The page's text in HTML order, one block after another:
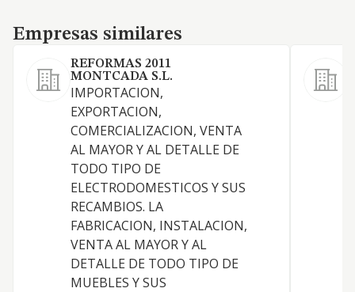
Empresas similares
Empresas similares
REFORMAS 2011
MONTCADA S.L.
IMPORTACION,
EXPORTACION,
COMERCIALIZACION, VENTA
AL MAYOR Y AL DETALLE DE
TODO TIPO DE
ELECTRODOMESTICOS Y SUS
RECAMBIOS. LA
FABRICACION, INSTALACION,
VENTA AL MAYOR Y AL
DETALLE DE TODO TIPO DE
MUEBLES Y SUS